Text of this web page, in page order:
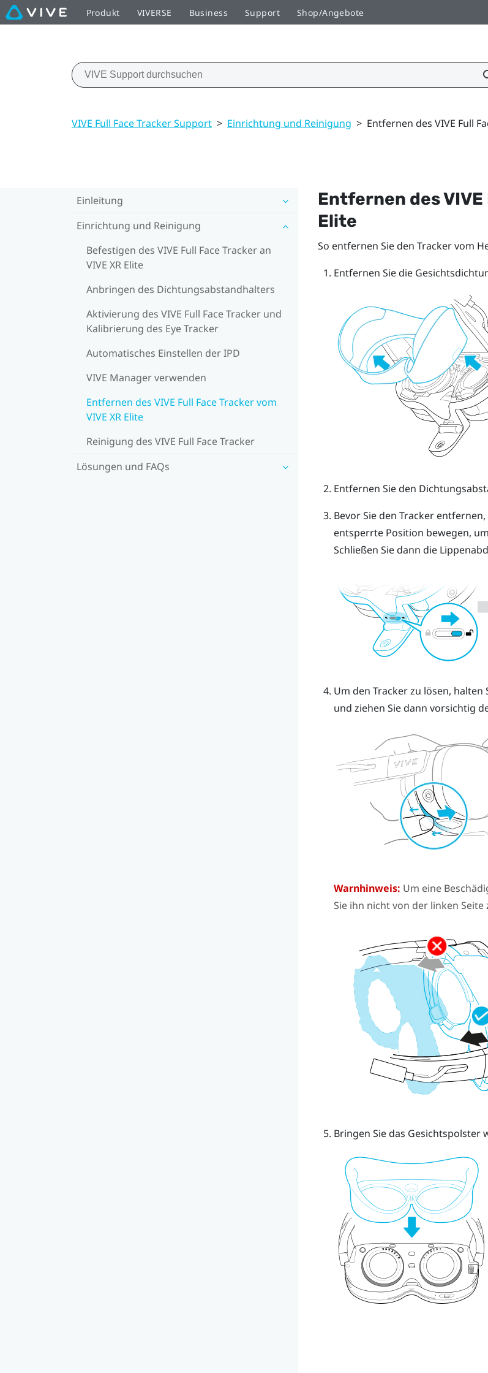
Produkt VIVERSE Business Support Shop/Angebote
VIVE Full Face Tracker Support > Einrichtung und Reinigung > Entfernen des VIVE Full
Einleitung
Einrichtung und Reinigung
Befestigen des VIVE Full Face Tracker an
VIVE XR Elite
Anbringen des Dichtungsabstandhalters
Aktivierung des VIVE Full Face Tracker und
Kalibrierung des Eye Tracker
Automatisches Einstellen der IPD
VIVE Manager verwenden
Entfernen des VIVE Full Face Tracker vom
VIVE XR Elite
Reinigung des VIVE Full Face Tracker
Lösungen und FAQs
Entfernen des
Elite
So entfernen Sie den Tracker vom
Entfernen Sie die
Entfernen Sie den
Bevor Sie den Tracker
entsperrte Position bewegen,
Schließen Sie dann die
Um den Tracker zu lösen,
und ziehen Sie dann vorsichtig
Warnhinweis: Um eine
Sie ihn nicht von der linken Seite
Bringen Sie das Gesichtspolster